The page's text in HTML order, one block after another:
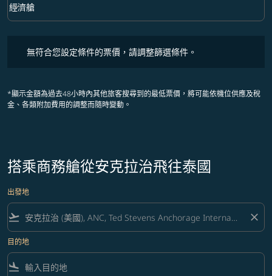
艙等 option 經濟艙 Selected
經濟艙
keyboard_arrow_down
無符合您設定條件的票價，請調整篩選條件。
*顯示金額為過去48小時內其他旅客搜尋到的最低票價，將可能依機位供應及稅
金、各類附加費用的調整而隨時變動。
搭乘商務艙從安克拉治飛往泰國
出發地
flight_takeoff close
目的地
flight_land